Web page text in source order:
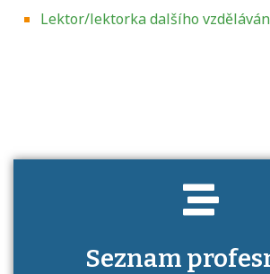
Lektor/lektorka dalšího
Seznam
Projděte si seznam profesních